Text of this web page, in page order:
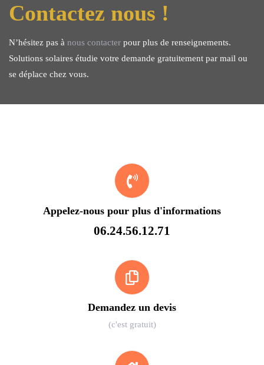
Contactez nous !
N’hésitez pas à nous contacter pour plus de renseignements.
Solutions solaires étudie votre demande gratuitement par mail ou
se déplace chez vous.
Appelez-nous pour plus d'informations
06.24.56.12.71
Demandez un devis
(c'est gratuit)